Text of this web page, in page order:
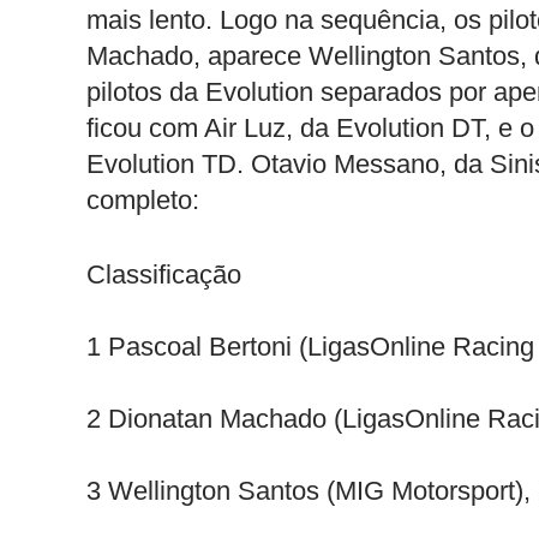
mais lento. Logo na sequência, os
Machado, aparece Wellington
pilotos da Evolution separados por
ficou com Air Luz, da Evolution DT, e
Evolution TD. Otavio Messano, da
completo:
Classificação
1 Pascoal Bertoni (LigasOnline
2 Dionatan Machado (LigasOnline
3 Wellington Santos (MIG Motorsport),